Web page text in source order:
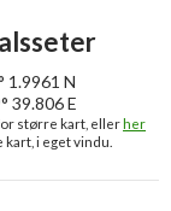
1.9961 N
39.806 E
større kart, ellerher
i eget vindu.